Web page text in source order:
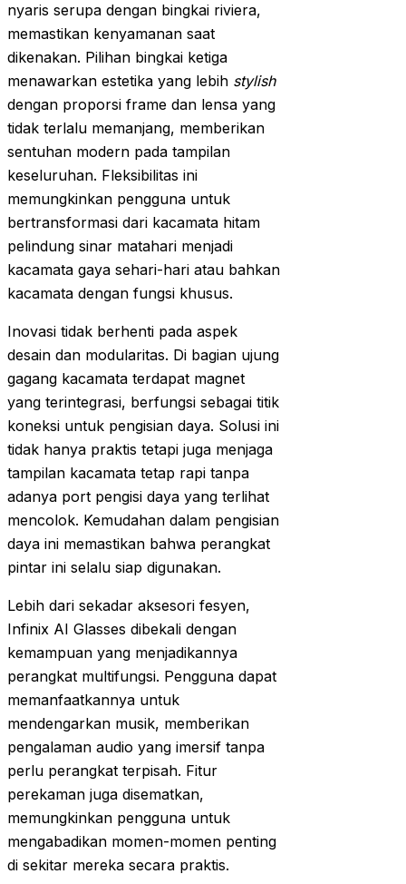
nyaris serupa dengan bingkai riviera,
memastikan kenyamanan saat
dikenakan. Pilihan bingkai ketiga
menawarkan estetika yang lebih stylish
dengan proporsi frame dan lensa yang
tidak terlalu memanjang, memberikan
sentuhan modern pada tampilan
keseluruhan. Fleksibilitas ini
memungkinkan pengguna untuk
bertransformasi dari kacamata hitam
pelindung sinar matahari menjadi
kacamata gaya sehari-hari atau bahkan
kacamata dengan fungsi khusus.
Inovasi tidak berhenti pada aspek
desain dan modularitas. Di bagian ujung
gagang kacamata terdapat magnet
yang terintegrasi, berfungsi sebagai titik
koneksi untuk pengisian daya. Solusi ini
tidak hanya praktis tetapi juga menjaga
tampilan kacamata tetap rapi tanpa
adanya port pengisi daya yang terlihat
mencolok. Kemudahan dalam pengisian
daya ini memastikan bahwa perangkat
pintar ini selalu siap digunakan.
Lebih dari sekadar aksesori fesyen,
Infinix AI Glasses dibekali dengan
kemampuan yang menjadikannya
perangkat multifungsi. Pengguna dapat
memanfaatkannya untuk
mendengarkan musik, memberikan
pengalaman audio yang imersif tanpa
perlu perangkat terpisah. Fitur
perekaman juga disematkan,
memungkinkan pengguna untuk
mengabadikan momen-momen penting
di sekitar mereka secara praktis.